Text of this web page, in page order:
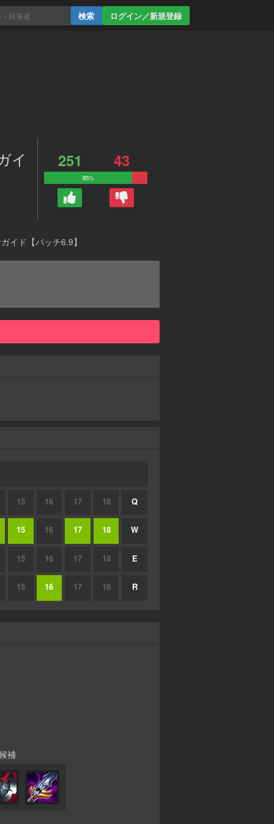
ログイン／新規登録
イ 251 43
85%
イド【パッチ6.9】
15 16 17 18 Q
15 16 17 18 W
15 16 17 18 E
15 16 17 18 R
補